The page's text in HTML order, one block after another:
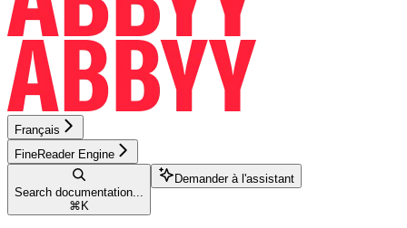
Français
FineReader Engine
Search documentation...
⌘ K
Demander à l'assistant